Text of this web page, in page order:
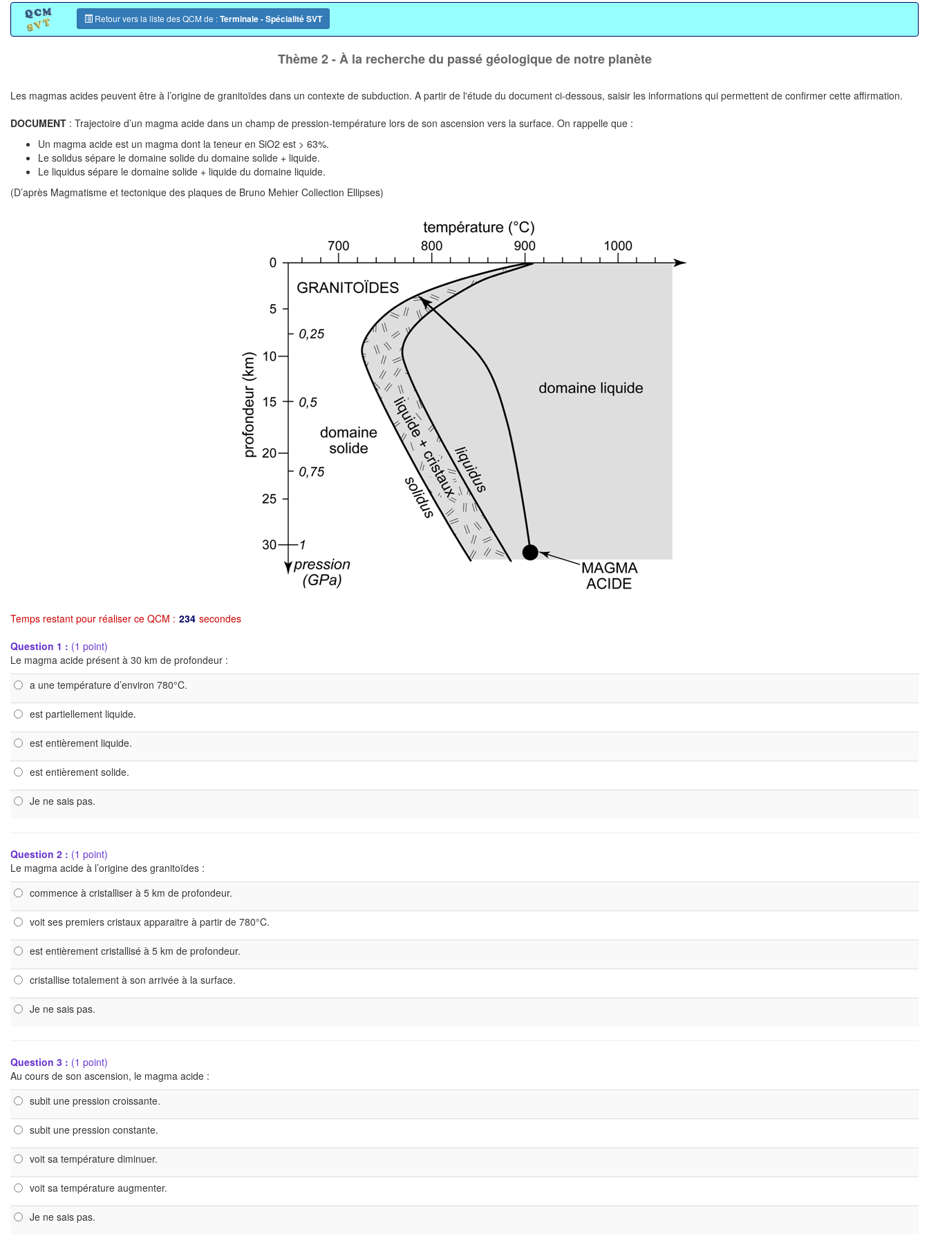
Retour vers la liste des QCM de :Terminale - Spécialité SVT
Thème 2 - À la recherche du passé géologique de notre planète
Les magmas acides peuvent être à l’origine de granitoïdes dans un contexte de subduction. A partir de l'étude du document ci-dessous, saisir les informations qui permettent de confirmer cette affirmation.
DOCUMENT : Trajectoire d’un magma acide dans un champ de pression-température lors de son ascension vers la surface. On rappelle que :
Un magma acide est un magma dont la teneur en SiO2 est > 63%.
Le solidus sépare le domaine solide du domaine solide + liquide.
Le liquidus sépare le domaine solide + liquide du domaine liquide.
(D’après Magmatisme et tectonique des plaques de Bruno Mehier Collection Ellipses)
Temps restant pour réaliser ce QCM : 234 secondes
Question 1 : (1 point)
Le magma acide présent à 30 km de profondeur :
a une température d’environ 780°C.
est partiellement liquide.
est entièrement liquide.
est entièrement solide.
Je ne sais pas.
Question 2 : (1 point)
Le magma acide à l’origine des granitoïdes :
commence à cristalliser à 5 km de profondeur.
voit ses premiers cristaux apparaitre à partir de 780°C.
est entièrement cristallisé à 5 km de profondeur.
cristallise totalement à son arrivée à la surface.
Je ne sais pas.
Question 3 : (1 point)
Au cours de son ascension, le magma acide :
subit une pression croissante.
subit une pression constante.
voit sa température diminuer.
voit sa température augmenter.
Je ne sais pas.